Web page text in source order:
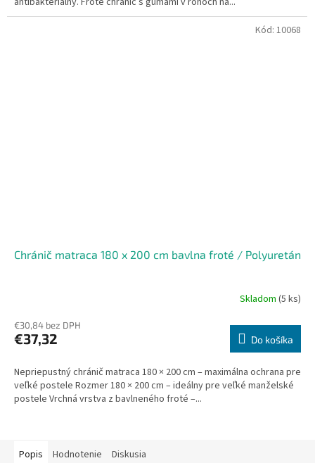
Chránič matraca 180 x 200 cm bavlna froté / Polyuretán
Skladom (5 ks)
€30,84 bez DPH
€37,32 Do košíka
Nepriepustný chránič matraca 180 × 200 cm – maximálna ochrana pre
veľké postele Rozmer 180 × 200 cm – ideálny pre veľké manželské
postele Vrchná vrstva z bavlneného froté –...
Kód: 10068
Popis Hodnotenie Diskusia